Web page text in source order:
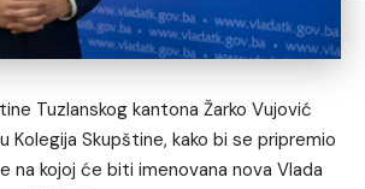
Tuzlanskog kantona Žarko Vujović
Kolegija Skupštine, kako bi se pripremio
na kojoj će biti imenovana nova Vlada